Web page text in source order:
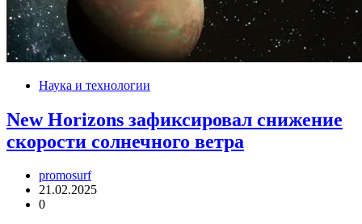
Наука и технологии
New Horizons зафиксировал снижение
скорости солнечного ветра
promosurf
21.02.2025
0